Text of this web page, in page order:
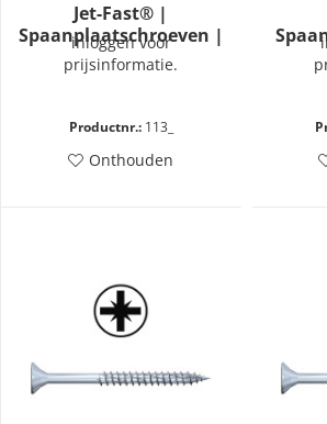
Jet-Fast® |
Spaanplaatschroeven |
Type 113 | Blauw-
Verzinkt | Voldraad |
inloggen voor
prijsinformatie.
Productnr.:113_
Onthouden